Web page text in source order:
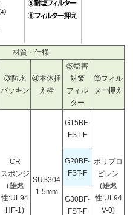
材質・仕様
③防水
パッキン
④本体押
え枠
⑤塩害
対策
フィル
ター
⑥フィル
ター押え
CR
スポンジ
(難燃
性:UL94
HF-1)
SUS304
1.5mm
G15BF-
FST-F
ポリプロ
ピレン
(難燃
性:UL94
V-0)
G20BF-
FST-F
G30BF-
FST-F